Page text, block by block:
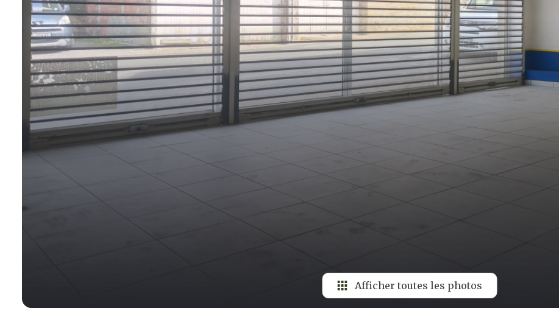
Afficher toutes les photos